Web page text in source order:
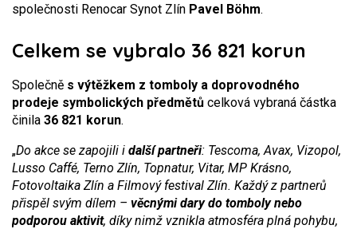
společnosti Renocar Synot Zlín Pavel Böhm.
Celkem se vybralo 36 821 korun
Společně s výtěžkem z tomboly a doprovodného
prodeje symbolických předmětů celková vybraná částka
činila 36 821 korun.
„Do akce se zapojili i další partneři: Tescoma, Avax, Vizopol,
Lusso Caffé, Terno Zlín, Topnatur, Vitar, MP Krásno,
Fotovoltaika Zlín a Filmový festival Zlín. Každý z partnerů
přispěl svým dílem – věcnými dary do tomboly nebo
podporou aktivit, díky nimž vznikla atmosféra plná pohybu,